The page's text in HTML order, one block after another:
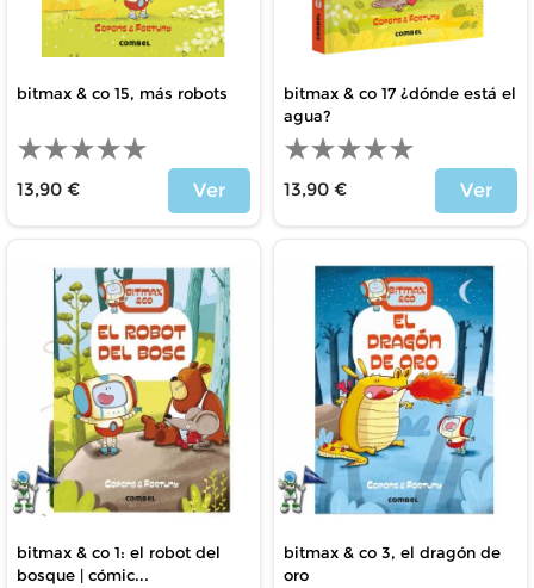
bitmax & co 15, más robots
13,90 €
Ver
bitmax & co 17 ¿dónde está el
agua?
13,90 €
Ver
bitmax & co 1: el robot del
bosque | cómic...
bitmax & co 3, el dragón de
oro